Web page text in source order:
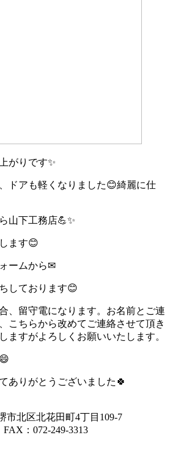
がりです✨
ドアも軽くなりました😊綺麗に仕
山下工務店💪✨
ます😊
ームから✉
しております😊
、留守電になります。お名前とご連
こちらから改めてご連絡させて頂き
ますがよろしくお願いいたします。
ありがとうございました🍀
北区北花田町4丁目109-7
：072-249-3313